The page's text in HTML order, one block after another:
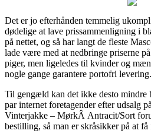
Det er jo efterhånden temmelig
dødelige at lave prissammenligning i
på nettet, og så har langt de fleste
lade være med at nedbringe priserne
piger, men ligeledes til kvinder og
nogle gange garantere portofri levering.
Til gengæld kan det ikke desto mindre
par internet foretagender efter udsalg
Vinterjakke – MørkÂ Antracit/Sort
bestilling, så man er skråsikker på at